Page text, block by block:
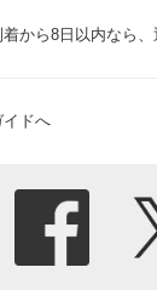
ル・庭手入用品
ー
から8日以内なら
イドへ